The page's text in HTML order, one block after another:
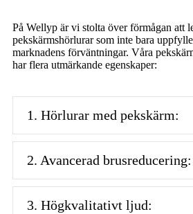
På Wellyp är vi stolta över förmågan att
pekskärmshörlurar som inte bara
marknadens förväntningar. Våra
har flera utmärkande egenskaper:
1. Hörlurar med pekskärm:
2. Avancerad brusreducering:
3. Högkvalitativt ljud: